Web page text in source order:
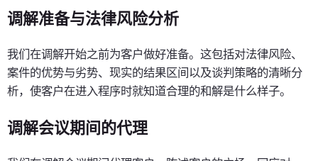
调解准备与法律风险分析
我们在调解开始之前为客户做好准备。这包括对法律风险、
案件的优势与劣势、现实的结果区间以及谈判策略的清晰分
析，使客户在进入程序时就知道合理的和解是什么样子。
调解会议期间的代理